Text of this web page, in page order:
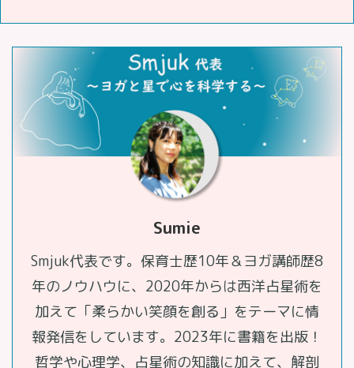
Sumie
Smjuk代表です。保育士歴10年＆ヨガ講師歴8
年のノウハウに、2020年からは西洋占星術を
加えて「柔らかい笑顔を創る」をテーマに情
報発信をしています。2023年に書籍を出版！
哲学や心理学、占星術の知識に加えて、解剖